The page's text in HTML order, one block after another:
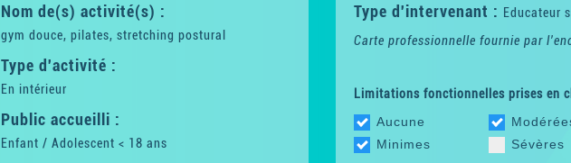
Nom de(s) activité(s) :
gym douce, pilates, stretching postural
Type d'activité :
En intérieur
Public accueilli :
Enfant / Adolescent < 18 ans
Type d'intervenant : Educateur
Carte professionnelle fournie par
Limitations fonctionnelles prises en
Aucune
Minimes
Sévères